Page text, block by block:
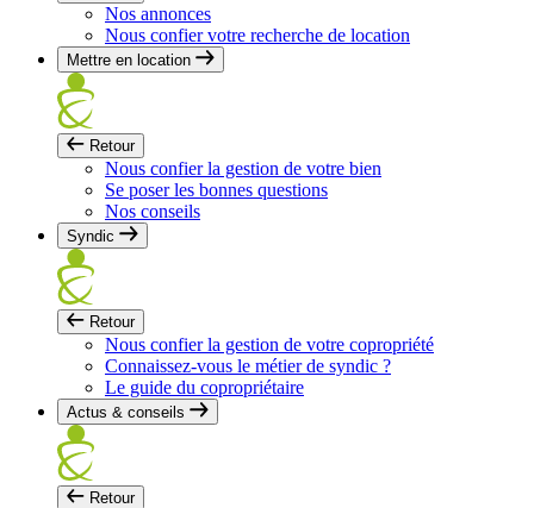
Nos annonces
Nous confier votre recherche de location
Mettre en location
Retour
Nous confier la gestion de votre bien
Se poser les bonnes questions
Nos conseils
Syndic
Retour
Nous confier la gestion de votre copropriété
Connaissez-vous le métier de syndic ?
Le guide du copropriétaire
Actus & conseils
Retour